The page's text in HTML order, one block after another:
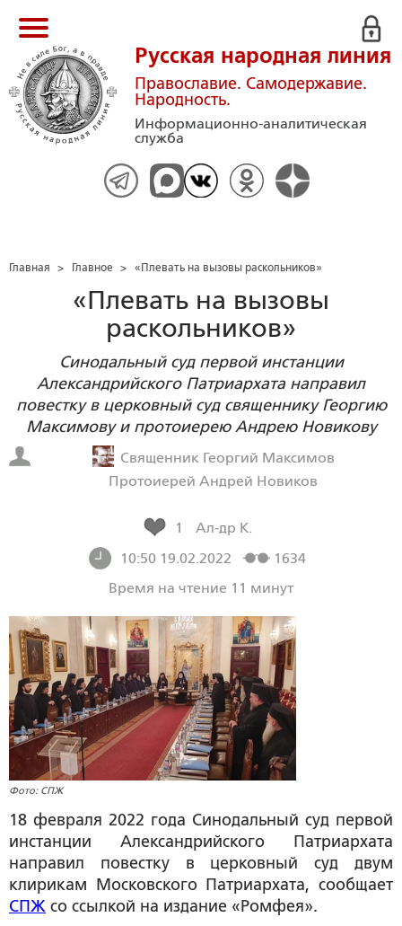
Русская народная линия
Православие. Самодержавие.
Народность.
Информационно-аналитическая
служба
Главная > Главное > «Плевать на вызовы раскольников»
«Плевать на вызовы
раскольников»
Синодальный суд первой инстанции
Александрийского Патриархата направил
повестку в церковный суд священнику Георгию
Максимову и протоиерею Андрею Новикову
Священник Георгий Максимов
Протоиерей Андрей Новиков
1
Ал-др К.
10:50 19.02.2022
1634
Время на чтение 11 минут
Фото: СПЖ
18 февраля 2022 года Синодальный суд первой
инстанции Александрийского Патриархата
направил повестку в церковный суд двум
клирикам Московского Патриархата, сообщает
СПЖ со ссылкой на издание «Ромфея».